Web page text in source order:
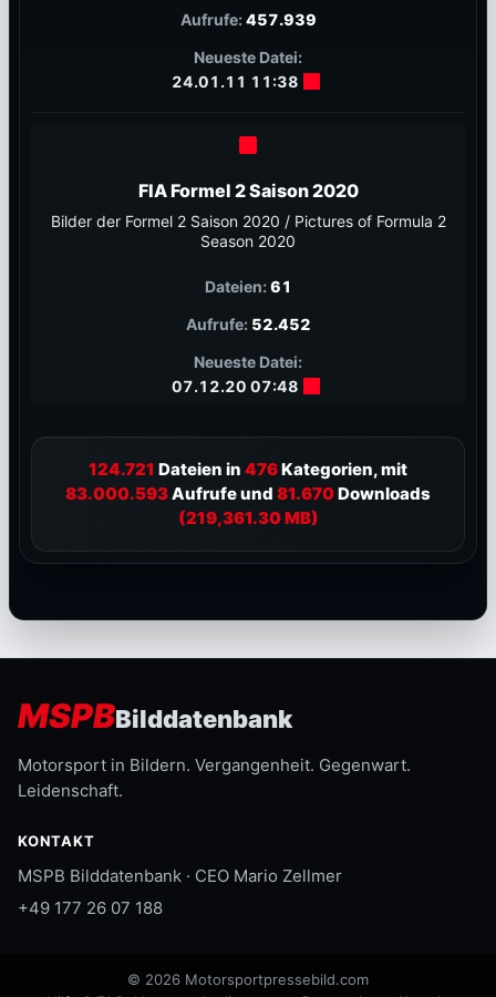
457.939
24.01.11 11:38
FIA Formel 2 Saison 2020
Bilder der Formel 2 Saison 2020 / Pictures of Formula 2
Season 2020
61
52.452
07.12.20 07:48
124.721 Dateien in 476Kategorien, mit
83.000.593Aufrufe und 81.670Downloads
(219,361.30 MB)
MSPBBilddatenbank
Motorsport in Bildern. Vergangenheit. Gegenwart.
Leidenschaft.
KONTAKT
MSPB Bilddatenbank · CEO Mario Zellmer
+49 177 26 07 188
© 2026 Motorsportpressebild.com